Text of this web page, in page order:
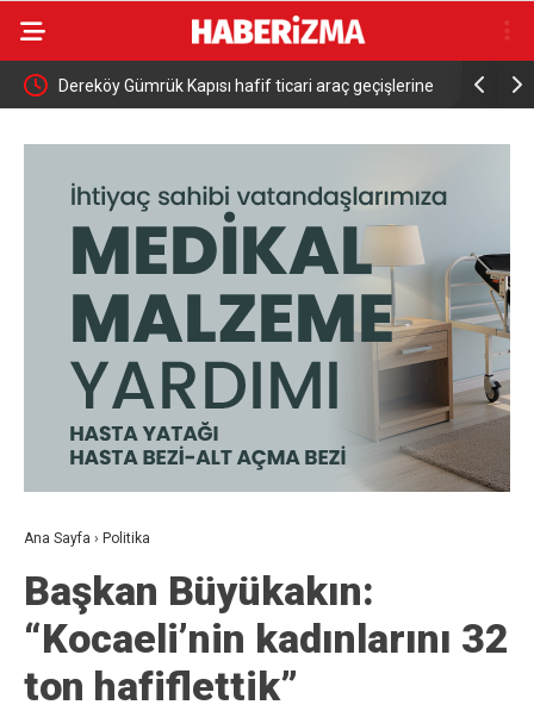
Dereköy Gümrük Kapısı hafif ticari araç geçişlerine
Ana Sayfa › Politika
Başkan Büyükakın:
“Kocaeli’nin kadınlarını 32
ton hafiflettik”